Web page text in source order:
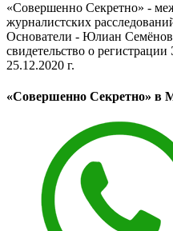
«Совершенно Секретно» -
журналистских
Основатели - Юлиан
свидетельство о
25.12.2020 г.
«Совершенно Секретно» в